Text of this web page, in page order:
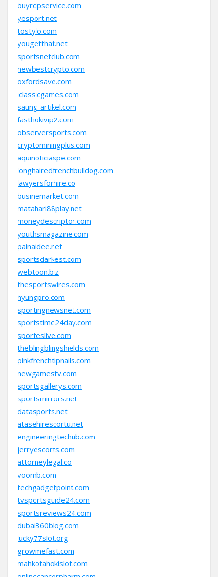
buyrdpservice.com
yesport.net
tostylo.com
yougetthat.net
sportsnetclub.com
newbestcrypto.com
oxfordsave.com
iclassicgames.com
saung-artikel.com
fasthokivip2.com
observersports.com
cryptominingplus.com
aquinoticiaspe.com
longhairedfrenchbulldog.com
lawyersforhire.co
businemarket.com
matahari88play.net
moneydescriptor.com
youthsmagazine.com
painaidee.net
sportsdarkest.com
webtoon.biz
thesportswires.com
hyungpro.com
sportingnewsnet.com
sportstime24day.com
sporteslive.com
theblingblingshields.com
pinkfrenchtipnails.com
newgamestv.com
sportsgallerys.com
sportsmirrors.net
datasports.net
atasehirescortu.net
engineeringtechub.com
jerryescorts.com
attorneylegal.co
voomb.com
techgadgetpoint.com
tvsportsguide24.com
sportsreviews24.com
dubai360blog.com
lucky77slot.org
growmefast.com
mahkotahokislot.com